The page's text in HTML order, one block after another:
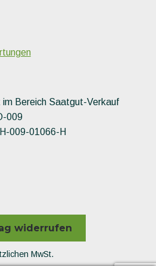
Bereich Saatgut-Verkauf
009
009-01066-H
widerrufen
MwSt.